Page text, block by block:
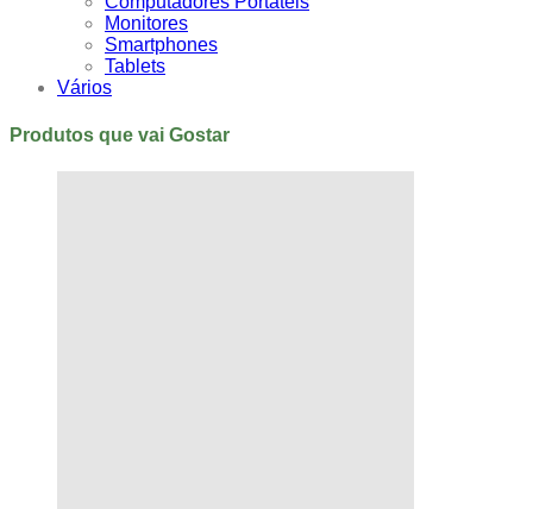
Monitores
Smartphones
Tablets
Vários
Produtos que vai Gostar